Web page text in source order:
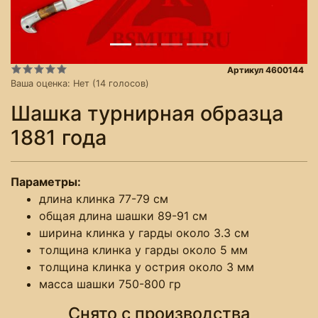
Ваша оценка: Нет (14 голосов)
Артикул 4600144
Шашка турнирная образца
1881 года
Параметры:
длина клинка 77-79 см
общая длина шашки 89-91 см
ширина клинка у гарды около 3.3 см
толщина клинка у гарды около 5 мм
толщина клинка у острия около 3 мм
масса шашки 750-800 гр
Снято с производства